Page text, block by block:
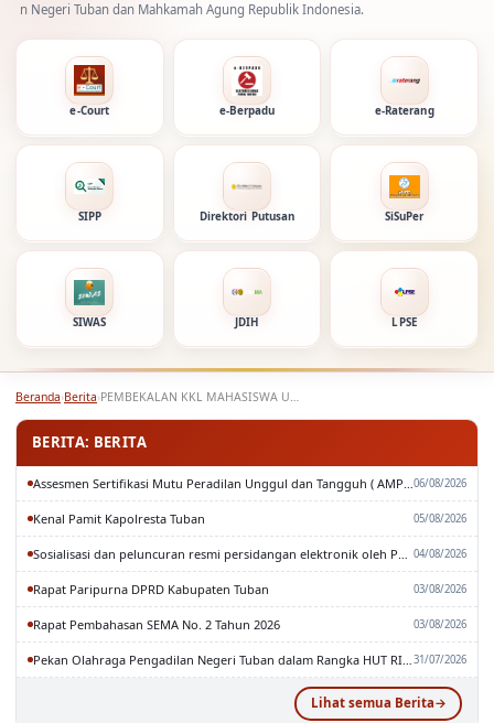
Tuban dan Mahkamah Agung Republik Indonesia.
e-Court e-Berpadu e-Raterang
SIPP Direktori Putusan SiSuPer
SIWAS JDIH LPSE
Beranda›Berita› PEMBEKALAN KKL MAHASISWA UNANG
BERITA: BERITA
06/08/2026
Kenal Pamit Kapolresta Tuban 05/08/2026
04/08/2026
Rapat Paripurna DPRD Kabupaten Tuban 03/08/2026
Rapat Pembahasan SEMA No. 2 Tahun 2026 03/08/2026
31/07/2026
Lihat semua Berita